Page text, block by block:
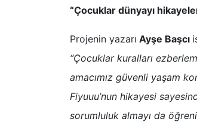
“Çocuklar dünyayı
Projenin yazarı Ayşe Başcı
“Çocuklar kuralları
amacımız güvenli yaşam
Fiyuuu’nun hikayesi
sorumluluk almayı da